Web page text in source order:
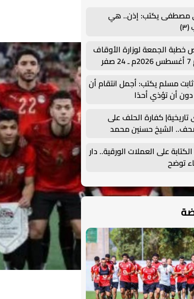
مصطفى يكتب: إذن.. هي
الجمعة لوزارة الأوقاف
اليوم 7 أغسطس 2026م ـ 24 صفر
مسلم يكتب: أجمل انتقام أن
أن تؤذي أحدًا
كفارة الحلف على
الشيخ حسنين محمد
على العملات الورقية.. دار
توضح